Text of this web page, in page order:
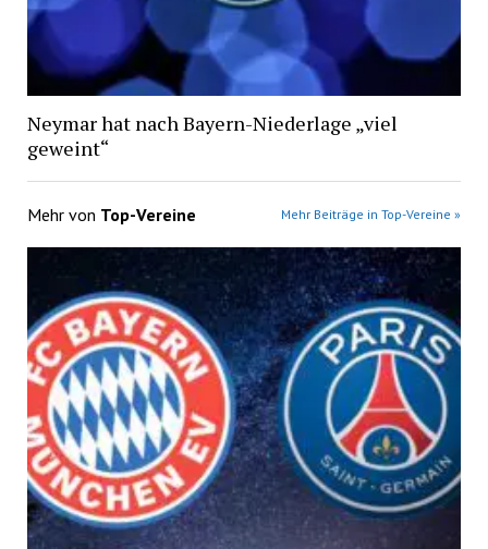
Neymar hat nach Bayern-Niederlage „viel
geweint“
Mehr von Top-Vereine Mehr Beiträge in Top-Vereine »